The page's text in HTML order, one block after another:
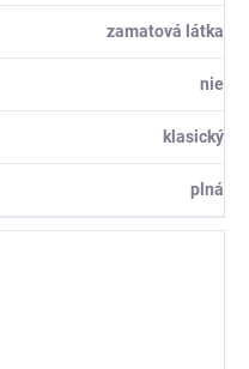
zamatová látka
nie
klasický
plná